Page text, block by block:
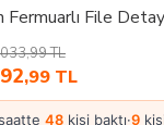
Fermuarlı File
TL
,99 TL
48 kişi baktı·9